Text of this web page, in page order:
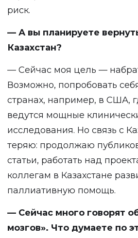
риск.
— А вы планируете
Казахстан?
— Сейчас моя цель —
Возможно, попробовать
странах, например, в США,
ведутся мощные
исследования. Но связь с
теряю: продолжаю
статьи, работать над
коллегам в Казахстане
паллиативную помощь.
— Сейчас много говорят
мозгов». Что думаете по